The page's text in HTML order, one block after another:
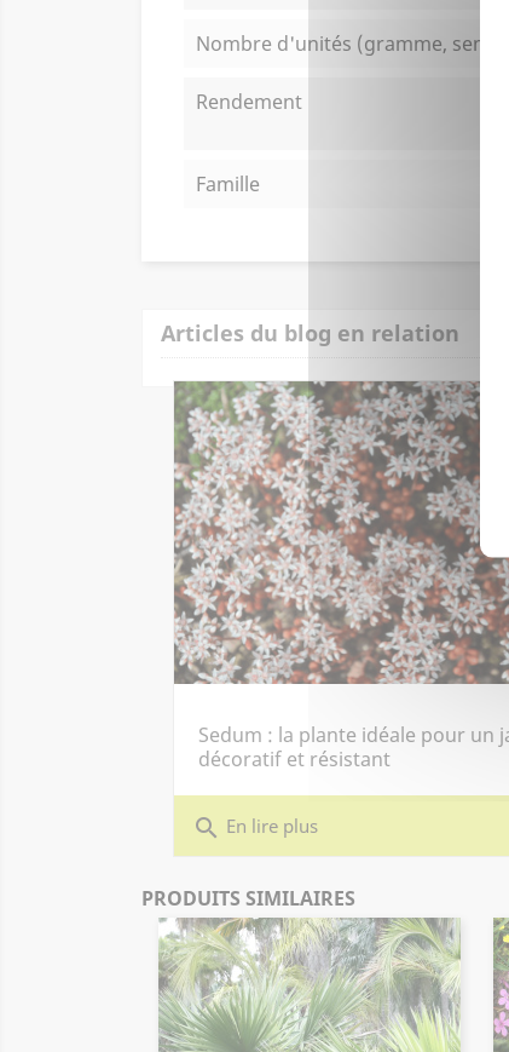
Nombre d'unités (gramme,
Rendement
Famille
Articles du blog en relation
Sedum : la plante idéale pour un
décoratif et résistant
search En lire plus
PRODUITS SIMILAIRES